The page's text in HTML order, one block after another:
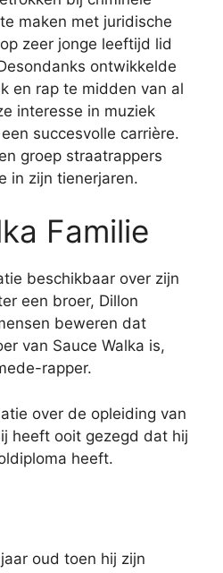
maken met juridische
zeer jonge leeftijd lid
ontwikkelde
en rap te midden van al
interesse in muziek
succesvolle carrière.
groep straatrappers
in zijn tienerjaren.
Familie
beschikbaar over zijn
een broer, Dillon
beweren dat
van Sauce Walka is,
rapper.
over de opleiding van
heeft ooit gezegd dat hij
heeft.
oud toen hij zijn